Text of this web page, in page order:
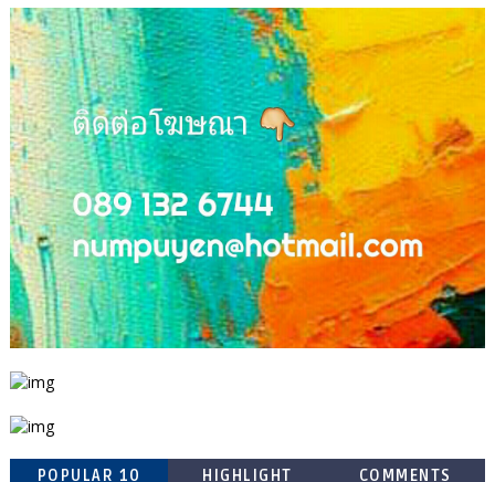
POPULAR 10 HIGHLIGHT COMMENTS